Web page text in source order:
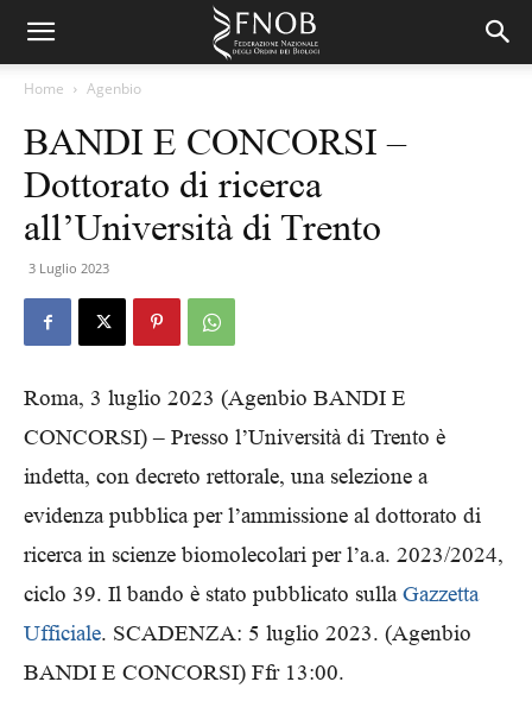
Home Agenbio
BANDI E CONCORSI –
Dottorato di ricerca
all’Università di Trento
3 Luglio 2023
Roma, 3 luglio 2023 (Agenbio BANDI E
CONCORSI) – Presso l’Università di Trento è
indetta, con decreto rettorale, una selezione a
evidenza pubblica per l’ammissione al dottorato di
ricerca in scienze biomolecolari per l’a.a. 2023/2024,
ciclo 39. Il bando è stato pubblicato sullaGazzetta
Ufficiale. SCADENZA: 5 luglio 2023. (Agenbio
BANDI E CONCORSI) Ffr 13:00.